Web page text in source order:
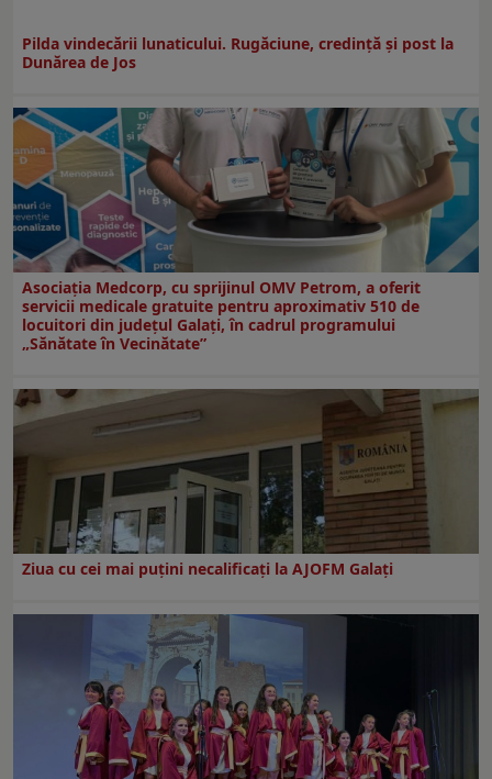
Pilda vindecării lunaticului. Rugăciune, credință și post la
Dunărea de Jos
Asociația Medcorp, cu sprijinul OMV Petrom, a oferit
servicii medicale gratuite pentru aproximativ 510 de
locuitori din județul Galați, în cadrul programului
„Sănătate în Vecinătate”
Ziua cu cei mai puțini necalificați la AJOFM Galați